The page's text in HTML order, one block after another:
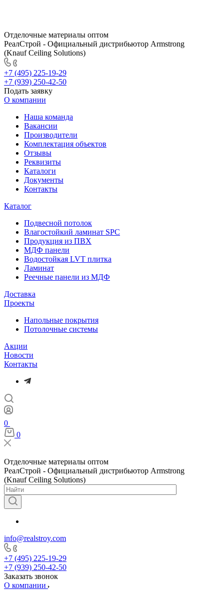
Отделочные материалы оптом
РеалСтрой - Официальный дистрибьютор Armstrong
(Knauf Ceiling Solutions)
+7 (495) 225-19-29
+7 (939) 250-42-50
Подать заявку
О компании
Наша команда
Вакансии
Производители
Комплектация объектов
Отзывы
Реквизиты
Каталоги
Документы
Контакты
Каталог
Подвесной потолок
Влагостойкий ламинат SPC
Продукция из ПВХ
МДФ панели
Водостойкая LVT плитка
Ламинат
Реечные панели из МДФ
Доставка
Проекты
Напольные покрытия
Потолочные системы
Акции
Новости
Контакты
0
0
Отделочные материалы оптом
РеалСтрой - Официальный дистрибьютор Armstrong
(Knauf Ceiling Solutions)
info@realstroy.com
+7 (495) 225-19-29
+7 (939) 250-42-50
Заказать звонок
О компании